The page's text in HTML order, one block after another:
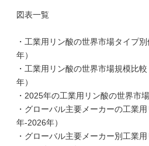
図表一覧
・工業用リン酸の世界市場タイプ
年）
・工業用リン酸の世界市場規模比
年）
・2025年の工業用リン酸の世界市
・グローバル主要メーカーの工業
年-2026年）
・グローバル主要メーカー別工業